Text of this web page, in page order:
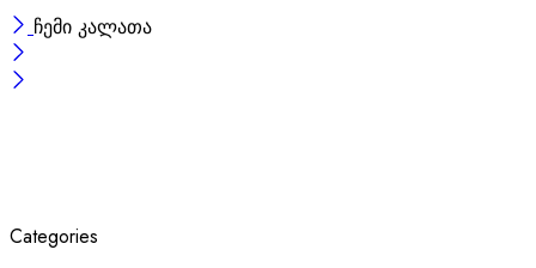
ჩემი კალათა
Categories